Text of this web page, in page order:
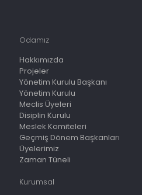
Odamız
Hakkımızda
Projeler
Yönetim Kurulu Başkanı
Yönetim Kurulu
Meclis Üyeleri
Disiplin Kurulu
Meslek Komiteleri
Geçmiş Dönem Başkanları
Üyelerimiz
Zaman Tüneli
Kurumsal